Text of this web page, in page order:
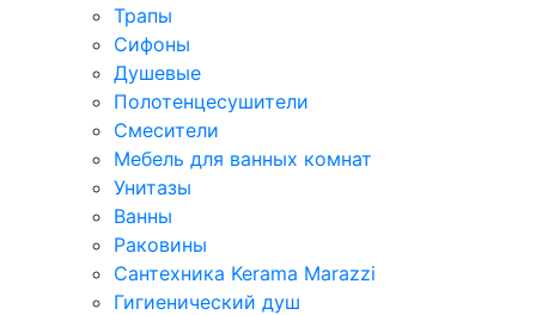
Трапы
Сифоны
Душевые
Полотенцесушители
Смесители
Мебель для ванных комнат
Унитазы
Ванны
Раковины
Сантехника Kerama Marazzi
Гигиенический душ